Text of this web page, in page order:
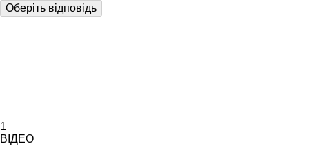
Оберіть відповідь
1
ВІДЕО